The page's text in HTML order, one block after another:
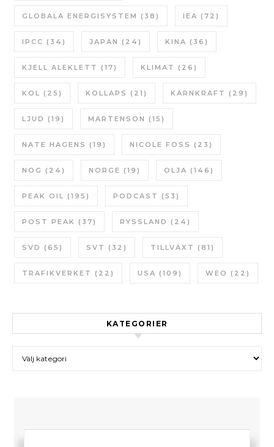
GLOBALA ENERGISYSTEM (38) IEA (72)
IPCC (34) JAPAN (24) KINA (36)
KJELL ALEKLETT (17) KLIMAT (26)
KOL (25) KOLLAPS (21) KÄRNKRAFT (29)
LJUD (19) MARTENSON (15)
NATE HAGENS (19) NICOLE FOSS (23)
NOG (24) NORGE (19) OLJA (146)
PEAK OIL (195) PODCAST (53)
POST PEAK (37) RYSSLAND (24)
SVD (65) SVT (32) TILLVÄXT (81)
TRAFIKVERKET (22) USA (109) WEO (22)
KATEGORIER